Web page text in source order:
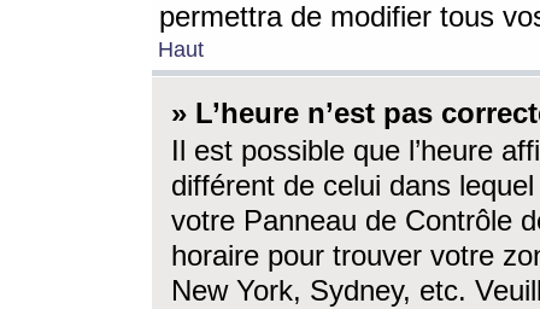
permettra de modifier tous
Haut
» L’heure n’est pas
Il est possible que l’heure
différent de celui dans
votre Panneau de Contrôle
horaire pour trouver votre
New York, Sydney, etc.